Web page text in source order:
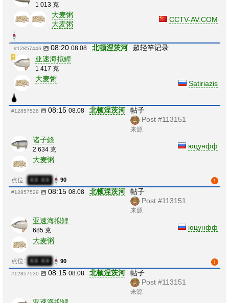
1 013 克
大麦粥
大麦粥
CCTV-AV.COM
#12857446 08:20 08.08 北顿涅茨河
超轻竿记录
亚速海拟鲤
1 417 克
大麦粥
Satiriazis
#12857528 08:15 08.08 北顿涅茨河
帖子
Post #113151
来源
诸子鲦
2 634 克
大麦粥
юцунфф
点位: XX:XX 90
#12857529 08:15 08.08 北顿涅茨河
帖子
Post #113151
来源
亚速海拟鲤
685 克
大麦粥
юцунфф
点位: XX:XX 90
#12857530 08:15 08.08 北顿涅茨河
帖子
Post #113151
来源